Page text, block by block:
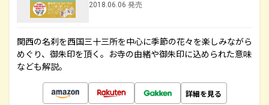
2018.06.06 発売
関西の名刹を西国三十三所を中心に季節の花々を楽しみながら
めぐり、御朱印を頂く。お寺の由緒や御朱印に込められた意味
なども解説。
詳細を見る